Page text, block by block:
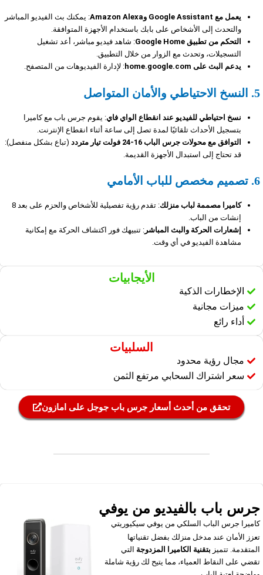
يعمل مع Google Assistant وAmazon Alexa
: يمكنك بث الفيديو المباشر
والتحدث إلى الأشخاص على بابك باستخدام الأجهزة المتوافقة.
التحكم من تطبيق Google Home
: شاهد فيديو مباشر، أعد تشغيل
التسجيلات، وتحدث مع الزوار من خلال التطبيق.
يدعم البث على home.google.com
: لإدارة الفيديوهات من المتصفح.
5. النسخ الاحتياطي والأمان المتواصل
نسخ احتياطي للفيديو عند انقطاع الواي فاي: يقوم جرس باب مع كاميرا
بتسجيل الأحداث تلقائيًا لمدة تصل إلى ساعة أثناء انقطاع الإنترنت.
التوافق مع محولات جرس الباب 16-24 فولت تيار متردد
(تباع بشكل منفصل):
قد تحتاج إلى استبدال الأجهزة القديمة.
6. تصميم مخصص للباب الأمامي
كاميرا مصممة لباب منزلك
: تقدم رؤية تفصيلية للأشخاص والحزم على بعد 8
إنشات من الباب.
إشعارات الحركة والبث المباشر: تنبيهك فور اكتشاف الحركة مع إمكانية
مشاهدة الفيديو في أي وقت.
الأيجابيات
الإخطارات الذكية
ميزات مجانية
أداء رائع
السلبيات
مجال رؤية محدود
سعر اشتراك السحابي مرتفع الثمن
تحقق من أحدث أسعار جرس باب جوجل على امازون
جرس باب بالفيديو من يوفي
كاميرا جرس الباب السلكي من يوفي سيكيوريتي
تعزز الأمان عند مدخل منزلك بفضل تقنياتها
المتقدمة. تتميز بتقنية الكاميرا المزدوجة التي
تقضي على النقاط العمياء، مما يتيح لك رؤية شاملة